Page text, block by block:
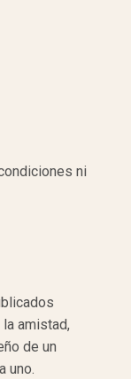
ni
la amistad,
de un
uno.